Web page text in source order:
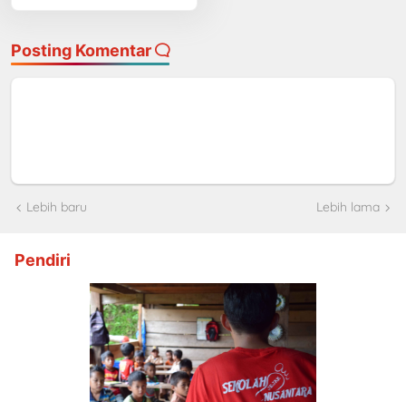
Posting Komentar
Lebih baru Lebih lama
Pendiri